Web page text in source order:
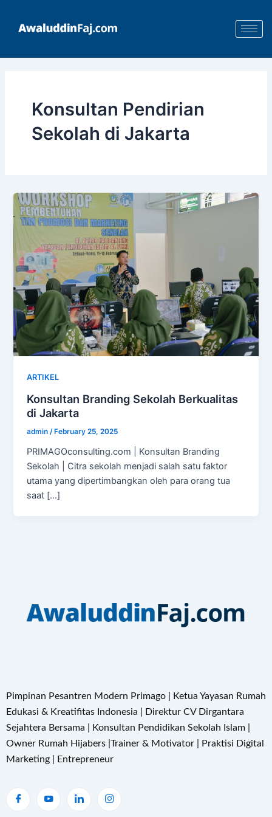
content
Konsultan Pendirian
Sekolah di Jakarta
ARTIKEL
Konsultan Branding Sekolah Berkualitas
di Jakarta
admin/ February 25, 2025
PRIMAGOconsulting.com | Konsultan Branding
Sekolah | Citra sekolah menjadi salah satu faktor
utama yang dipertimbangkan oleh para orang tua
saat […]
Pimpinan Pesantren Modern Primago | Ketua Yayasan Rumah
Edukasi & Kreatifitas Indonesia | Direktur CV Dirgantara
Sejahtera Bersama | Konsultan Pendidikan Sekolah Islam |
Owner Rumah Hijabers |Trainer & Motivator | Praktisi Digital
Marketing | Entrepreneur